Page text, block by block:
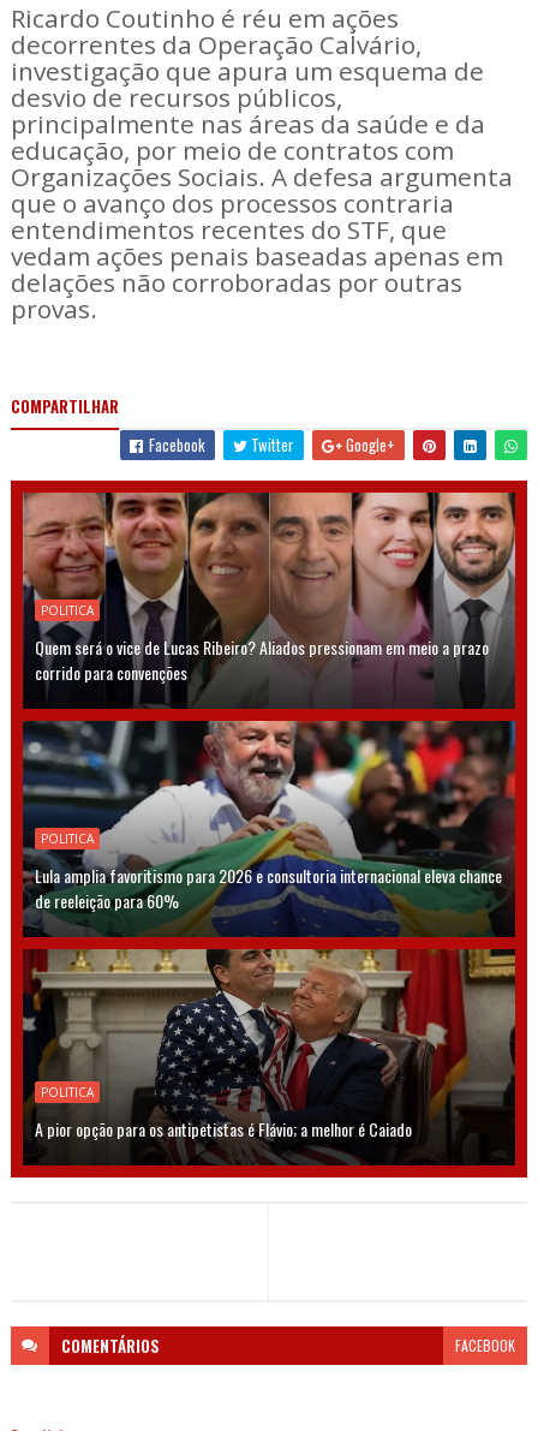
Ricardo Coutinho é réu em ações
decorrentes da Operação Calvário,
investigação que apura um esquema de
desvio de recursos públicos,
principalmente nas áreas da saúde e da
educação, por meio de contratos com
Organizações Sociais. A defesa argumenta
que o avanço dos processos contraria
entendimentos recentes do STF, que
vedam ações penais baseadas apenas em
delações não corroboradas por outras
provas.
COMPARTILHAR
Facebook
Twitter Google+
POLITICA
Quem será o vice de Lucas Ribeiro? Aliados pressionam em meio a prazo
corrido para convenções
POLITICA
Lula amplia favoritismo para 2026 e consultoria internacional eleva chance
de reeleição para 60%
POLITICA
A pior opção para os antipetistas é Flávio; a melhor é Caiado
COMENTÁRIOS FACEBOOK